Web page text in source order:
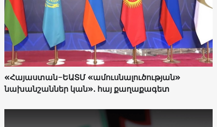
«Հայաստան-ԵԱՏՄ «ամուսնալուծության»
նախանշաններ կան»․ հայ քաղաքագետ